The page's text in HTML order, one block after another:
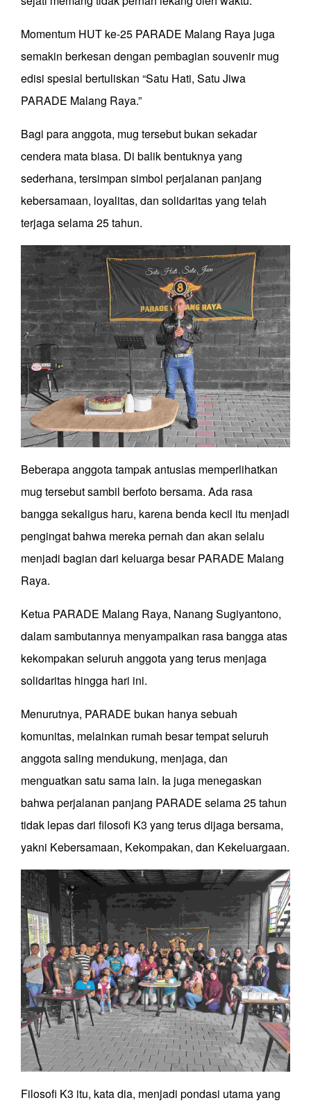
Momentum HUT ke-25 PARADE Malang Raya juga
semakin berkesan dengan pembagian souvenir mug
edisi spesial bertuliskan “Satu Hati, Satu Jiwa
PARADE Malang Raya.”
Bagi para anggota, mug tersebut bukan sekadar
cendera mata biasa. Di balik bentuknya yang
sederhana, tersimpan simbol perjalanan panjang
kebersamaan, loyalitas, dan solidaritas yang telah
terjaga selama 25 tahun.
Beberapa anggota tampak antusias memperlihatkan
mug tersebut sambil berfoto bersama. Ada rasa
bangga sekaligus haru, karena benda kecil itu menjadi
pengingat bahwa mereka pernah dan akan selalu
menjadi bagian dari keluarga besar PARADE Malang
Raya.
Ketua PARADE Malang Raya, Nanang Sugiyantono,
dalam sambutannya menyampaikan rasa bangga atas
kekompakan seluruh anggota yang terus menjaga
solidaritas hingga hari ini.
Menurutnya, PARADE bukan hanya sebuah
komunitas, melainkan rumah besar tempat seluruh
anggota saling mendukung, menjaga, dan
menguatkan satu sama lain. Ia juga menegaskan
bahwa perjalanan panjang PARADE selama 25 tahun
tidak lepas dari filosofi K3 yang terus dijaga bersama,
yakni Kebersamaan, Kekompakan, dan Kekeluargaan.
Filosofi K3 itu, kata dia, menjadi pondasi utama yang